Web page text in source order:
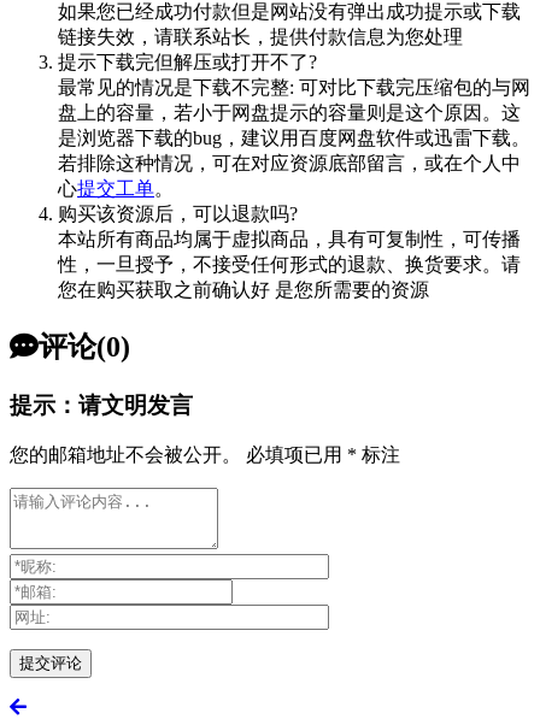
如果您已经成功付款但是网站没有弹出成功提示或下载
链接失效，请联系站长，提供付款信息为您处理
提示下载完但解压或打开不了?
最常见的情况是下载不完整: 可对比下载完压缩包的与网
盘上的容量，若小于网盘提示的容量则是这个原因。这
是浏览器下载的bug，建议用百度网盘软件或迅雷下载。
若排除这种情况，可在对应资源底部留言，或在个人中
心提交工单。
购买该资源后，可以退款吗?
本站所有商品均属于虚拟商品，具有可复制性，可传播
性，一旦授予，不接受任何形式的退款、换货要求。请
您在购买获取之前确认好 是您所需要的资源
评论(0)
提示：请文明发言
您的邮箱地址不会被公开。 必填项已用 * 标注